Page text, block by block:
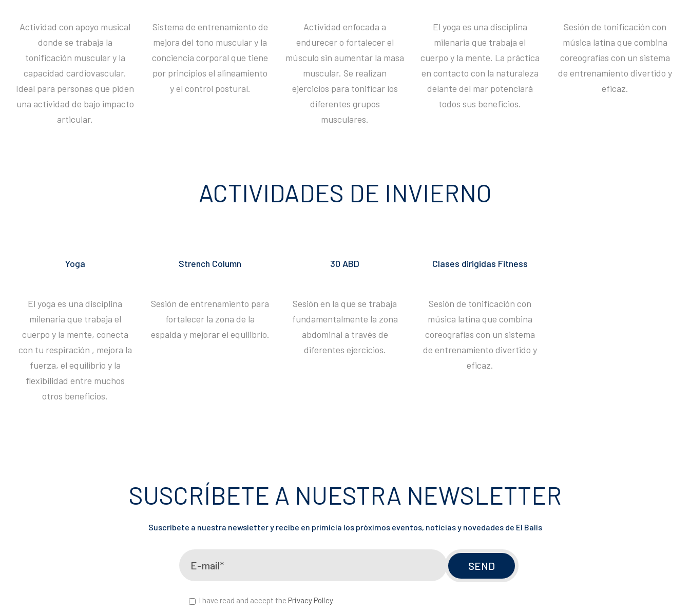
Actividad con apoyo musical
donde se trabaja la
tonificación muscular y la
capacidad cardiovascular.
Ideal para personas que piden
una actividad de bajo impacto
articular.
Sistema de entrenamiento de
mejora del tono muscular y la
conciencia corporal que tiene
por principios el alineamiento
y el control postural.
Actividad enfocada a
endurecer o fortalecer el
músculo sin aumentar la masa
muscular. Se realizan
ejercicios para tonificar los
diferentes grupos
musculares.
El yoga es una disciplina
milenaria que trabaja el
cuerpo y la mente. La práctica
en contacto con la naturaleza
delante del mar potenciará
todos sus beneficios.
Sesión de tonificación con
música latina que combina
coreografías con un sistema
de entrenamiento divertido y
eficaz.
ACTIVIDADES DE INVIERNO
Yoga
El yoga es una disciplina
milenaria que trabaja el
cuerpo y la mente, conecta
con tu respiración , mejora la
fuerza, el equilibrio y la
flexibilidad entre muchos
otros beneficios.
Strench Column
Sesión de entrenamiento para
fortalecer la zona de la
espalda y mejorar el equilibrio.
30 ABD
Sesión en la que se trabaja
fundamentalmente la zona
abdominal a través de
diferentes ejercicios.
Clases dirigidas Fitness
Sesión de tonificación con
música latina que combina
coreografías con un sistema
de entrenamiento divertido y
eficaz.
SUSCRÍBETE A NUESTRA NEWSLETTER
Suscríbete a nuestra newsletter y recibe en primicia los próximos eventos, noticias y novedades de El Balís
I have read and accept the Privacy Policy